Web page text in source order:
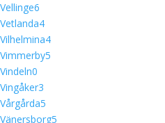
Vellinge6
Vetlanda4
Vilhelmina4
Vimmerby5
Vindeln0
Vingåker3
Vårgårda5
Vänersborg5